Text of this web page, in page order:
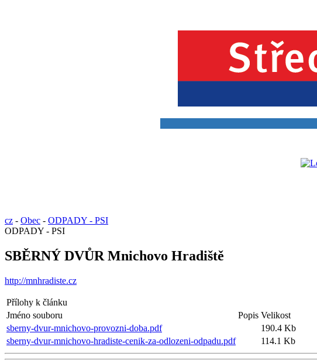
cz - Obec - ODPADY - PSI
ODPADY - PSI
SBĚRNÝ DVŮR Mnichovo Hradiště
http://mnhradiste.cz
Přílohy k článku
Jméno souboru
Popis Velikost
sberny-dvur-mnichovo-provozni-doba.pdf
190.4 Kb
sberny-dvur-mnichovo-hradiste-cenik-za-odlozeni-odpadu.pdf
114.1 Kb